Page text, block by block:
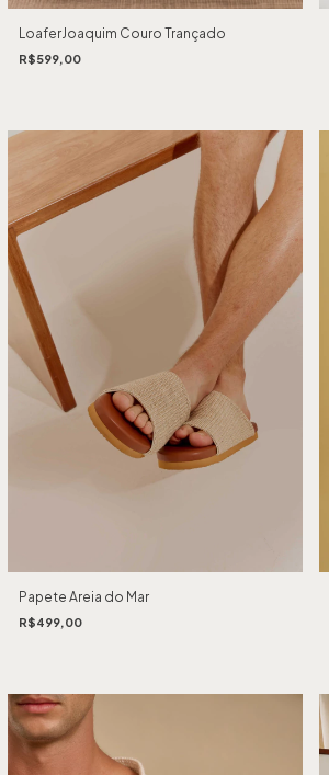
LoaferJoaquim Couro Trançado
R$599,00
Papete Areia do Mar
R$499,00